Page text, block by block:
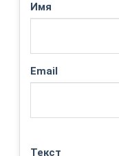
Имя
Email
Текст